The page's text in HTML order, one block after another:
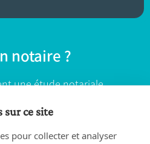
notaire ?
une étude notariale
sur ce site
pour collecter et analyser